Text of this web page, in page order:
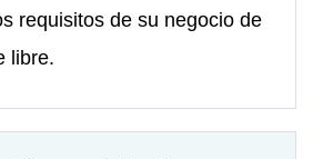
requisitos de su negocio de
libre.